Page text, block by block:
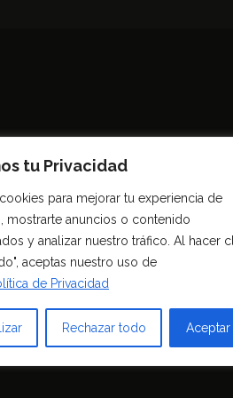
tu Privacidad
para mejorar tu experiencia de
mostrarte anuncios o contenido
y analizar nuestro tráfico. Al hacer
aceptas nuestro uso de
de Privacidad
Rechazar todo